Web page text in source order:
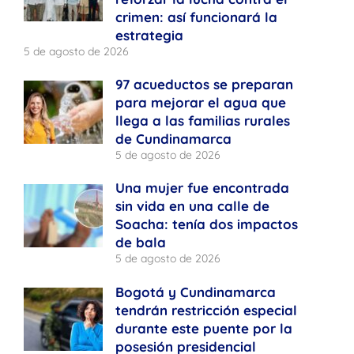
crimen: así funcionará la
estrategia
5 de agosto de 2026
97 acueductos se preparan
para mejorar el agua que
llega a las familias rurales
de Cundinamarca
5 de agosto de 2026
Una mujer fue encontrada
sin vida en una calle de
Soacha: tenía dos impactos
de bala
5 de agosto de 2026
Bogotá y Cundinamarca
tendrán restricción especial
durante este puente por la
posesión presidencial